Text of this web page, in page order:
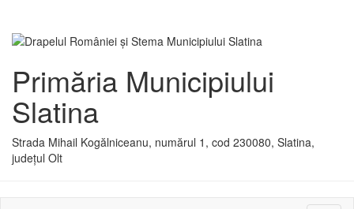
Primăria Municipiului
Slatina
Strada Mihail Kogălniceanu, numărul 1, cod 230080, Slatina,
județul Olt